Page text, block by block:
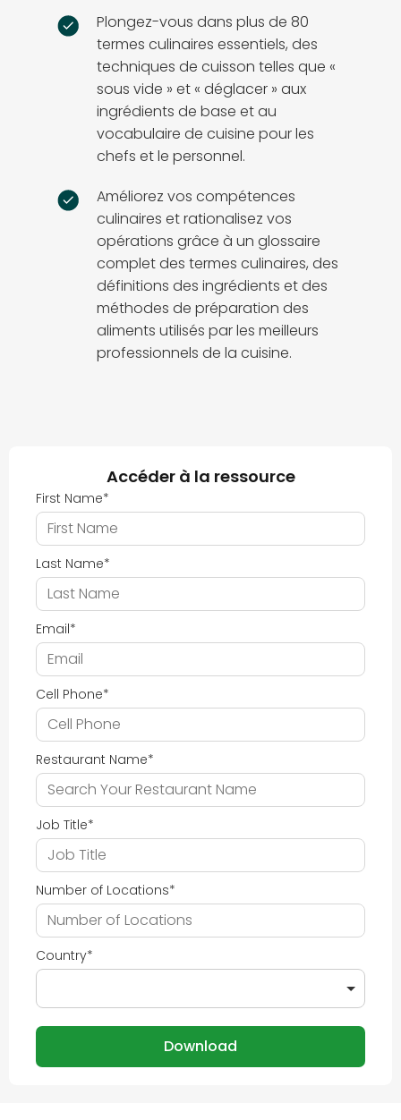
Plongez-vous dans plus de 80
termes culinaires essentiels, des
techniques de cuisson telles que «
sous vide » et « déglacer » aux
ingrédients de base et au
vocabulaire de cuisine pour les
chefs et le personnel.
Améliorez vos compétences
culinaires et rationalisez vos
opérations grâce à un glossaire
complet des termes culinaires, des
définitions des ingrédients et des
méthodes de préparation des
aliments utilisés par les meilleurs
professionnels de la cuisine.
Accéder à la ressource
First Name*
Last Name*
Email*
Cell Phone*
Restaurant Name*
Job Title*
Number of Locations*
Country*